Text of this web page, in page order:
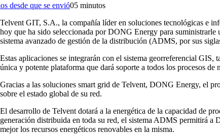
desde que se envió05 minutos
Telvent GIT, S.A., la compañía líder en soluciones tecnológicas e
hoy que ha sido seleccionada por DONG Energy para suministrarle
sistema avanzado de gestión de la distribución (ADMS, por sus
Estas aplicaciones se integrarán con el sistema georreferencial
única y potente plataforma que dará soporte a todos los procesos
Gracias a las soluciones smart grid de Telvent, DONG Energy, el
sobre el estado global de su red.
El desarrollo de Telvent dotará a la energética de la capacidad de
generación distribuida en toda su red, el sistema ADMS permitirá
mejor los recursos energéticos renovables en la misma.